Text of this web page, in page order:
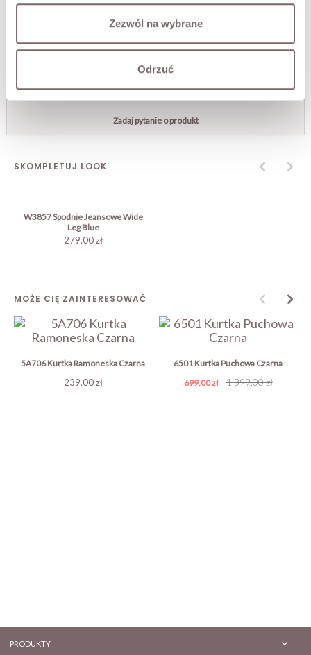
Zezwól na wybrane
Odrzuć
TABELA ROZMIARÓW
ZWROT
Zadaj pytanie o produkt
SKOMPLETUJ LOOK
W3857 Spodnie Jeansowe Wide
Leg Blue
279,00 zł
MOŻE CIĘ ZAINTERESOWAĆ
5A706 Kurtka Ramoneska Czarna
Cena
239,00 zł
6501 Kurtka Puchowa Czarna
Cena
699,00 zł
Cena
1 399,00 zł
PRODUKTY 